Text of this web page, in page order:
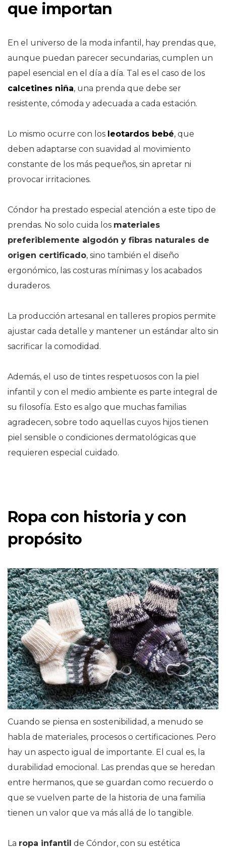
que importan
En el universo de la moda infantil, hay prendas que,
aunque puedan parecer secundarias, cumplen un
papel esencial en el día a día. Tal es el caso de los
calcetines niña, una prenda que debe ser
resistente, cómoda y adecuada a cada estación.
Lo mismo ocurre con los leotardos bebé, que
deben adaptarse con suavidad al movimiento
constante de los más pequeños, sin apretar ni
provocar irritaciones.
Cóndor ha prestado especial atención a este tipo de
prendas. No solo cuida los materiales
preferiblemente algodón y fibras naturales de
origen certificado, sino también el diseño
ergonómico, las costuras mínimas y los acabados
duraderos.
La producción artesanal en talleres propios permite
ajustar cada detalle y mantener un estándar alto sin
sacrificar la comodidad.
Además, el uso de tintes respetuosos con la piel
infantil y con el medio ambiente es parte integral de
su filosofía. Esto es algo que muchas familias
agradecen, sobre todo aquellas cuyos hijos tienen
piel sensible o condiciones dermatológicas que
requieren especial cuidado.
Ropa con historia y con
propósito
Cuando se piensa en sostenibilidad, a menudo se
habla de materiales, procesos o certificaciones. Pero
hay un aspecto igual de importante. El cual es, la
durabilidad emocional. Las prendas que se heredan
entre hermanos, que se guardan como recuerdo o
que se vuelven parte de la historia de una familia
tienen un valor que va más allá de lo tangible.
La ropa infantil de Cóndor, con su estética